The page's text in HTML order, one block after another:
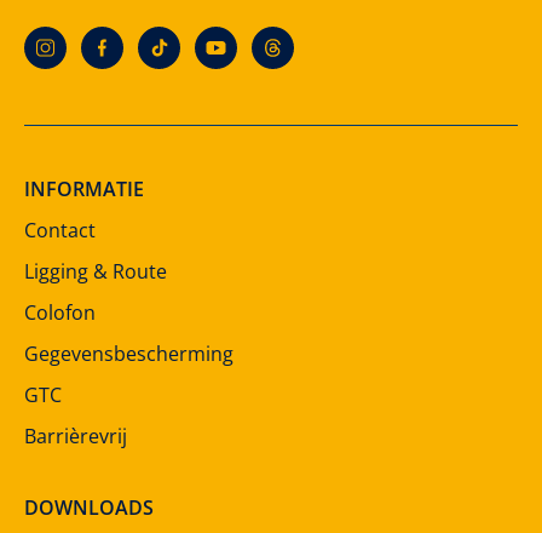
INFORMATIE
Contact
Ligging & Route
Colofon
Gegevensbescherming
GTC
Barrièrevrij
DOWNLOADS